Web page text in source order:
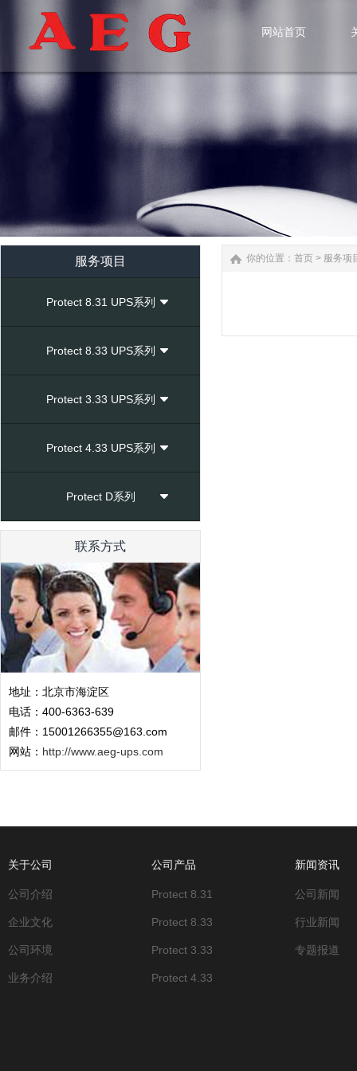
网站首页
服务项目
Protect 8.31 UPS系列
Protect 8.33 UPS系列
Protect 3.33 UPS系列
Protect 4.33 UPS系列
Protect D系列
联系方式
地址：北京市海淀区
电话：400-6363-639
邮件：15001266355@163.com
网站： http://www.aeg-ups.com
你的位置： 首页 > 服务项
关于公司
公司介绍
企业文化
公司环境
业务介绍
公司产品
Protect 8.31
Protect 8.33
Protect 3.33
Protect 4.33
新闻资讯
公司新闻
行业新闻
专题报道